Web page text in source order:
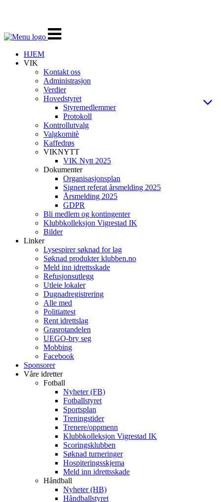
Veksle
navigasjon
HJEM
VIK
Kontakt oss
Administrasjon
Verdier
Hovedstyret
Styremedlemmer
Protokoll
Kontrollutvalg
Valgkomitè
Kaffedrøs
VIKNYTT
VIK Nytt 2025
Dokumenter
Organisasjonsplan
Signert referat årsmelding 2025
Årsmelding 2025
GDPR
Bli medlem og kontingenter
Klubbkolleksjon Vigrestad IK
Bilder
Linker
Lysespirer søknad for lag
Søknad produkter klubben.no
Meld inn idrettsskade
Refusjonsutlegg
Utleie lokaler
Dugnadregistrering
Alle med
Politiattest
Rent idrettslag
Grasrotandelen
UEGO-bry seg
Mobbing
Facebook
Sponsorer
Våre idretter
Fotball
Nyheter (FB)
Fotballstyret
Sportsplan
Treningstider
Trenere/oppmenn
Klubbkolleksjon Vigrestad IK
Scoringsklubben
Søknad turneringer
Hospiteringsskjema
Meld inn idrettsskade
Håndball
Nyheter (HB)
Håndballstyret